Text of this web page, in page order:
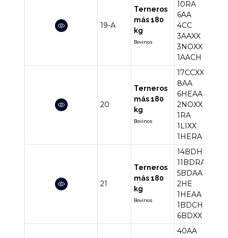
19-A
Terneros
más 180
kg
Bovinos
10RA
6AA
4CC
3AAXX
3NOXX
1AACH
20
Terneros
más 180
kg
Bovinos
17CCXX
8AA
6HEAA
2NOXX
1RA
1LIXX
1HERA
21
Terneros
más 180
kg
Bovinos
14BDHE
11BDRA
5BDAA
2HE
1HEAA
1BDCH
6BDXX
40AA